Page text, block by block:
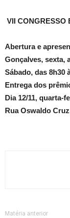
VII CONGRESSO
Abertura e
Gonçalves, sexta,
Sábado, das 8h30
Entrega dos
Dia 12/11, quarta-
Rua Oswaldo
Matéria anterior